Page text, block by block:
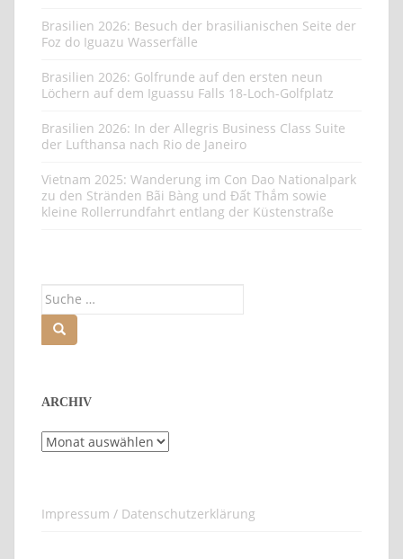
Brasilien 2026: Besuch der brasilianischen Seite der
Foz do Iguazu Wasserfälle
Brasilien 2026: Golfrunde auf den ersten neun
Löchern auf dem Iguassu Falls 18-Loch-Golfplatz
Brasilien 2026: In der Allegris Business Class Suite
der Lufthansa nach Rio de Janeiro
Vietnam 2025: Wanderung im Con Dao Nationalpark
zu den Stränden Bãi Bàng und Đất Thắm sowie
kleine Rollerrundfahrt entlang der Küstenstraße
ARCHIV
Archiv
Impressum / Datenschutzerklärung